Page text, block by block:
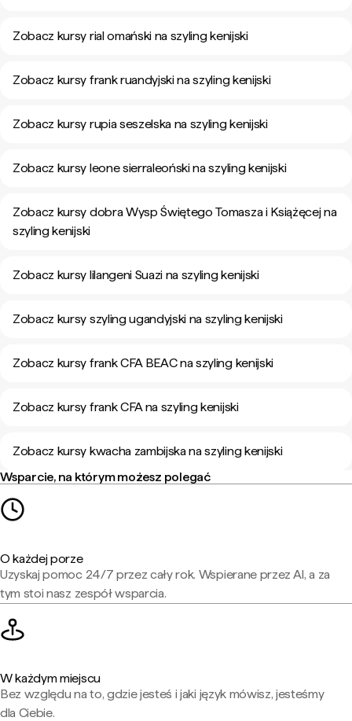
Zobacz kursy rial omański na szyling kenijski
Zobacz kursy frank ruandyjski na szyling kenijski
Zobacz kursy rupia seszelska na szyling kenijski
Zobacz kursy leone sierraleoński na szyling kenijski
Zobacz kursy dobra Wysp Świętego Tomasza i Książęcej na
szyling kenijski
Zobacz kursy lilangeni Suazi na szyling kenijski
Zobacz kursy szyling ugandyjski na szyling kenijski
Zobacz kursy frank CFA BEAC na szyling kenijski
Zobacz kursy frank CFA na szyling kenijski
Zobacz kursy kwacha zambijska na szyling kenijski
Wsparcie, na którym możesz polegać
O każdej porze
Uzyskaj pomoc 24/7 przez cały rok. Wspierane przez AI, a za
tym stoi nasz zespół wsparcia.
W każdym miejscu
Bez względu na to, gdzie jesteś i jaki język mówisz, jesteśmy
dla Ciebie.